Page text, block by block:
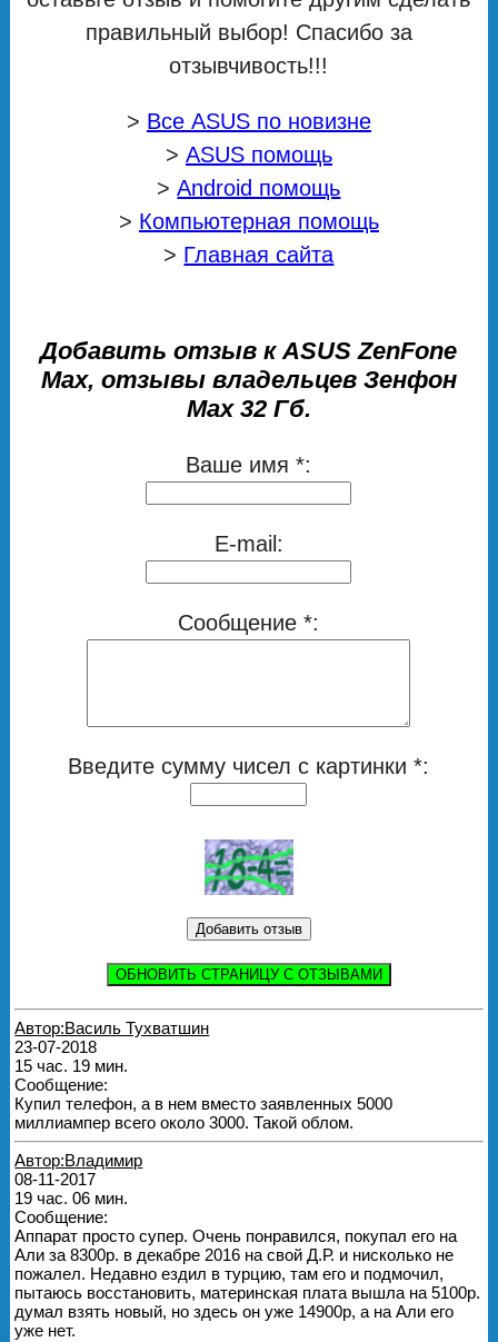
правильный выбор! Спасибо за
отзывчивость!!!
> Все ASUS по новизне
> ASUS помощь
>Android помощь
> Компьютерная помощь
> Главная сайта
Добавить отзыв к ASUS ZenFone
Max, отзывы владельцев Зенфон
Мах 32 Гб.
Ваше имя *:
E-mail:
Сообщение *:
Введите сумму чисел с картинки *:
ОБНОВИТЬ СТРАНИЦУ С ОТЗЫВАМИ
Автор:Василь Тухватшин
23-07-2018
15 час. 19 мин.
Сообщение:
Купил телефон, а в нем вместо заявленных 5000
миллиампер всего около 3000. Такой облом.
Автор:Владимир
08-11-2017
19 час. 06 мин.
Сообщение:
Аппарат просто супер. Очень понравился, покупал его на
Али за 8300р. в декабре 2016 на свой Д.Р. и нисколько не
пожалел. Недавно ездил в турцию, там его и подмочил,
пытаюсь восстановить, материнская плата вышла на 5100р.
думал взять новый, но здесь он уже 14900р, а на Али его
уже нет.